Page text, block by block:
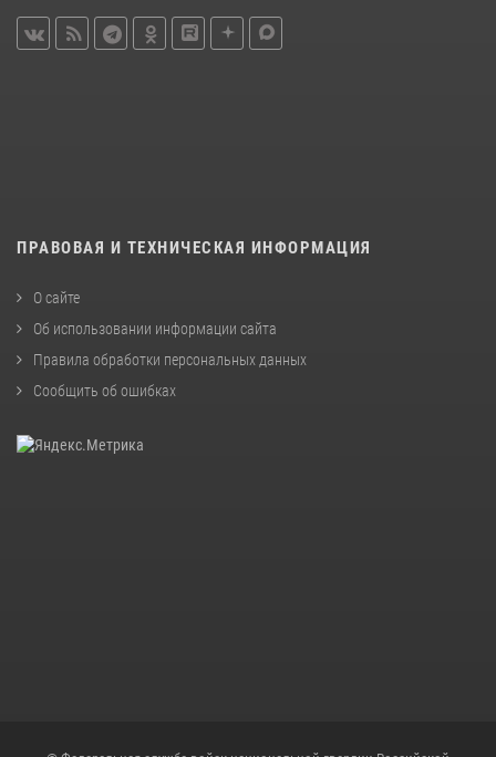
ПРАВОВАЯ И ТЕХНИЧЕСКАЯ ИНФОРМАЦИЯ
О сайте
Об использовании информации сайта
Правила обработки персональных данных
Сообщить об ошибках